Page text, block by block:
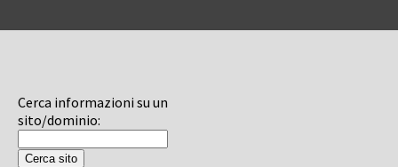
Cerca informazioni su un
sito/dominio: